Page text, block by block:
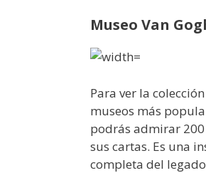
Museo Van
Para ver la
museos más
podrás admirar
sus cartas. Es una
completa del